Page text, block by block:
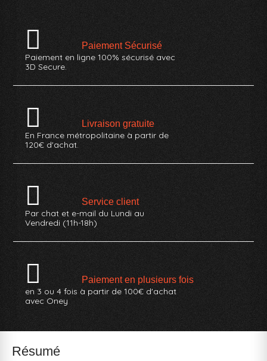
Paiement Sécurisé
Paiement en ligne 100% sécurisé avec
3D Secure.
Livraison gratuite
En France métropolitaine à partir de
120€ d'achat.
Service client
Par chat et e-mail du Lundi au
Vendredi (11h-18h)
Paiement en plusieurs fois
en 3 ou 4 fois à partir de 100€ d'achat
avec Oney
Résumé